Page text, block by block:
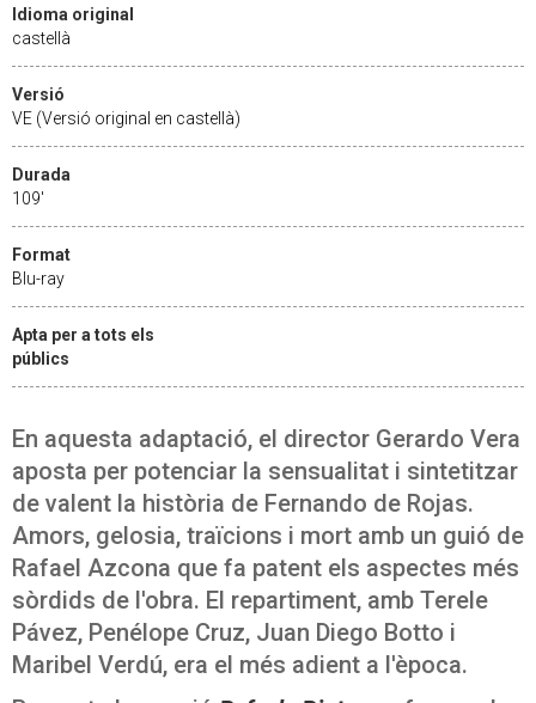
Idioma original
castellà
Versió
VE (Versió original en castellà)
Durada
109'
Format
Blu-ray
Apta per a tots els
públics
En aquesta adaptació, el director Gerardo Vera
aposta per potenciar la sensualitat i sintetitzar
de valent la història de Fernando de Rojas.
Amors, gelosia, traïcions i mort amb un guió de
Rafael Azcona que fa patent els aspectes més
sòrdids de l'obra. El repartiment, amb Terele
Pávez, Penélope Cruz, Juan Diego Botto i
Maribel Verdú, era el més adient a l'època.